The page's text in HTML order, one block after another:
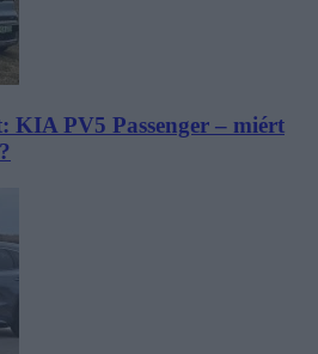
KIA PV5 Passenger – miért